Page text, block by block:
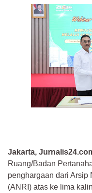
Jakarta,
Ruang/Badan
penghargaan dari
(ANRI) atas ke lima